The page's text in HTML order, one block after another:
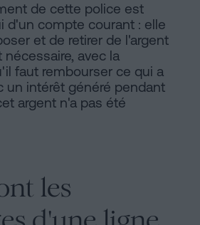
de cette police est
d'un compte courant : elle
et de retirer de l'argent
avec la
faut rembourser ce qui a
un intérêt généré pendant
argent n'a pas été
les